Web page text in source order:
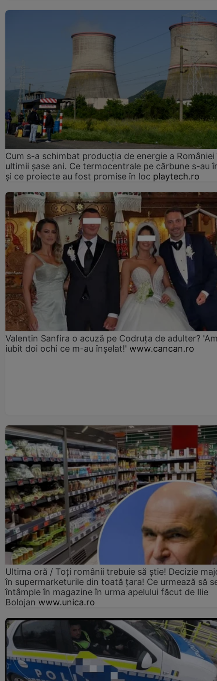
Cum s-a schimbat producția de energie a României
ultimii șase ani. Ce termocentrale pe cărbune s-au
și ce proiecte au fost promise în loc playtech.ro
Valentin Sanfira o acuză pe Codruța de adulter?
iubit doi ochi ce m-au înșelat!' www.cancan.ro
Ultima oră / Toți românii trebuie să știe! Decizie
în supermarketurile din toată țara! Ce urmează să
întâmple în magazine în urma apelului făcut de Ilie
Bolojan www.unica.ro